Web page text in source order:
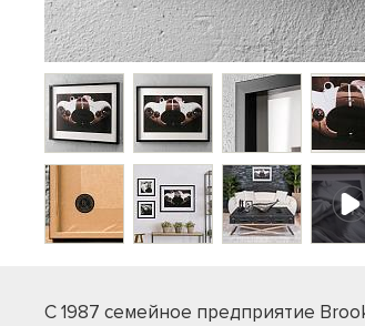
С 1987 семейное предприятие